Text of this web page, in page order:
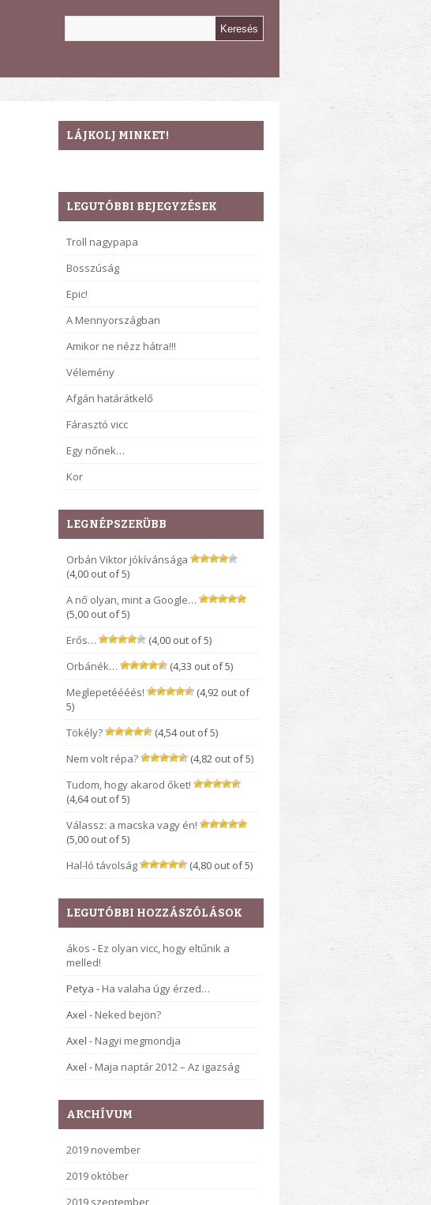
LÁJKOLJ MINKET!
LEGUTÓBBI BEJEGYZÉSEK
Troll nagypapa
Bosszúság
Epic!
A Mennyországban
Amikor ne nézz hátra!!!
Vélemény
Afgán határátkelő
Fárasztó vicc
Egy nőnek…
Kor
LEGNÉPSZERÜBB
Orbán Viktor jókívánsága
(4,00 out of 5)
A nő olyan, mint a Google…
(5,00 out of 5)
Erős…
(4,00 out of 5)
Orbánék…
(4,33 out of 5)
Meglepetéééés!
(4,92 out of
5)
Tökély?
(4,54 out of 5)
Nem volt répa?
(4,82 out of 5)
Tudom, hogy akarod őket!
(4,64 out of 5)
Válassz: a macska vagy én!
(5,00 out of 5)
Hal-ló távolság
(4,80 out of 5)
LEGUTÓBBI HOZZÁSZÓLÁSOK
ákos - Ez olyan vicc, hogy eltűnik a
melled!
Petya - Ha valaha úgy érzed…
Axel - Neked bejön?
Axel - Nagyi megmondja
Axel - Maja naptár 2012 – Az igazság
ARCHÍVUM
2019 november
2019 október
2019 szeptember